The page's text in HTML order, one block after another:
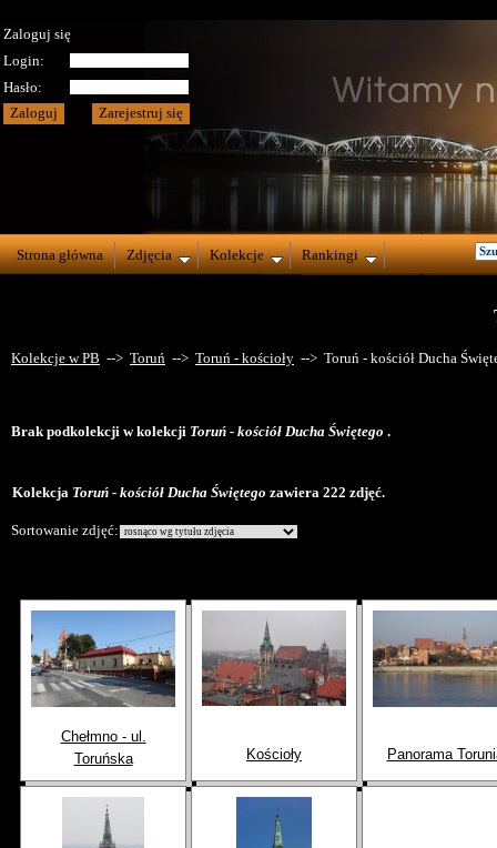
Zaloguj się
Login:
Hasło:
Strona główna Zdjęcia Kolekcje Rankingi
Kolekcje w PB --> Toruń --> Toruń - kościoły --> Toruń - kościół Ducha
Brak podkolekcji w kolekcji Toruń - kościół Ducha Świętego .
Kolekcja Toruń - kościół Ducha Świętego zawiera 222 zdjęć.
Sortowanie zdjęć:
Chełmno - ul.
Toruńska
Kościoły Panorama